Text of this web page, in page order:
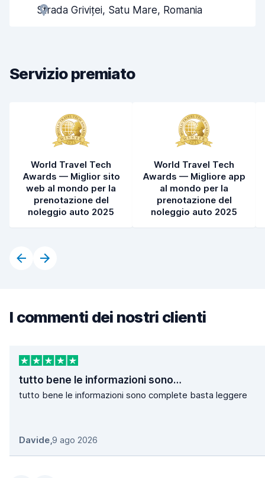
Rapidità del ritiro
Pulizia del veicolo
Strada Griviței, Satu Mare, Romania
Servizio premiato
World Travel Tech
Awards — Miglior sito
web al mondo per la
prenotazione del
noleggio auto 2025
World Travel Tech
Awards — Migliore app
al mondo per la
prenotazione del
noleggio auto 2025
I commenti dei nostri clienti
tutto bene le informazioni sono…
tutto bene le informazioni sono complete basta leggere
Davide,9 ago 2026